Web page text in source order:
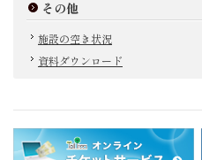
その他
施設の空き状況
資料ダウンロード